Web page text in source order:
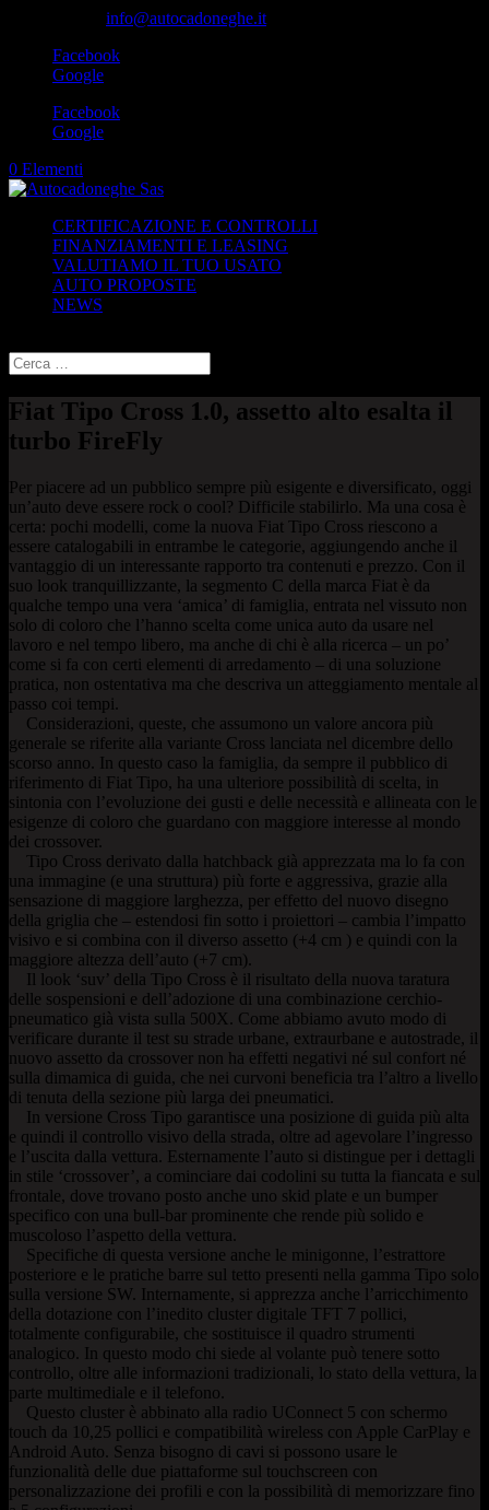
info@autocadoneghe.it
Facebook
Google
Facebook
Google
0 Elementi
CERTIFICAZIONE E CONTROLLI
FINANZIAMENTI E LEASING
VALUTIAMO IL TUO USATO
AUTO PROPOSTE
NEWS
Fiat Tipo Cross 1.0, assetto alto esalta il
turbo FireFly
Per piacere ad un pubblico sempre più esigente e diversificato, oggi
un’auto deve essere rock o cool? Difficile stabilirlo. Ma una cosa è
certa: pochi modelli, come la nuova Fiat Tipo Cross riescono a
essere catalogabili in entrambe le categorie, aggiungendo anche il
vantaggio di un interessante rapporto tra contenuti e prezzo. Con il
suo look tranquillizzante, la segmento C della marca Fiat è da
qualche tempo una vera ‘amica’ di famiglia, entrata nel vissuto non
solo di coloro che l’hanno scelta come unica auto da usare nel
lavoro e nel tempo libero, ma anche di chi è alla ricerca – un po’
come si fa con certi elementi di arredamento – di una soluzione
pratica, non ostentativa ma che descriva un atteggiamento mentale al
passo coi tempi.
Considerazioni, queste, che assumono un valore ancora più
generale se riferite alla variante Cross lanciata nel dicembre dello
scorso anno. In questo caso la famiglia, da sempre il pubblico di
riferimento di Fiat Tipo, ha una ulteriore possibilità di scelta, in
sintonia con l’evoluzione dei gusti e delle necessità e allineata con le
esigenze di coloro che guardano con maggiore interesse al mondo
dei crossover.
Tipo Cross derivato dalla hatchback già apprezzata ma lo fa con
una immagine (e una struttura) più forte e aggressiva, grazie alla
sensazione di maggiore larghezza, per effetto del nuovo disegno
della griglia che – estendosi fin sotto i proiettori – cambia l’impatto
visivo e si combina con il diverso assetto (+4 cm ) e quindi con la
maggiore altezza dell’auto (+7 cm).
Il look ‘suv’ della Tipo Cross è il risultato della nuova taratura
delle sospensioni e dell’adozione di una combinazione cerchio-
pneumatico già vista sulla 500X. Come abbiamo avuto modo di
verificare durante il test su strade urbane, extraurbane e autostrade, il
nuovo assetto da crossover non ha effetti negativi né sul confort né
sulla dimamica di guida, che nei curvoni beneficia tra l’altro a livello
di tenuta della sezione più larga dei pneumatici.
In versione Cross Tipo garantisce una posizione di guida più alta
e quindi il controllo visivo della strada, oltre ad agevolare l’ingresso
e l’uscita dalla vettura. Esternamente l’auto si distingue per i dettagli
in stile ‘crossover’, a cominciare dai codolini su tutta la fiancata e sul
frontale, dove trovano posto anche uno skid plate e un bumper
specifico con una bull-bar prominente che rende più solido e
muscoloso l’aspetto della vettura.
Specifiche di questa versione anche le minigonne, l’estrattore
posteriore e le pratiche barre sul tetto presenti nella gamma Tipo solo
sulla versione SW. Internamente, si apprezza anche l’arricchimento
della dotazione con l’inedito cluster digitale TFT 7 pollici,
totalmente configurabile, che sostituisce il quadro strumenti
analogico. In questo modo chi siede al volante può tenere sotto
controllo, oltre alle informazioni tradizionali, lo stato della vettura, la
parte multimediale e il telefono.
Questo cluster è abbinato alla radio UConnect 5 con schermo
touch da 10,25 pollici e compatibilità wireless con Apple CarPlay e
Android Auto. Senza bisogno di cavi si possono usare le
funzionalità delle due piattaforme sul touchscreen con
personalizzazione dei profili e con la possibilità di memorizzare fino